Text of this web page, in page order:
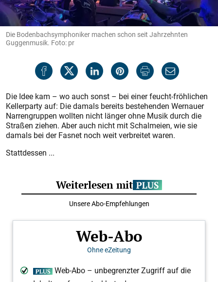
Die Bodenbachsymphoniker machen schon seit Jahrzehnten
Guggenmusik. Foto: pr
Die Idee kam – wo auch sonst – bei einer feucht-fröhlichen
Kellerparty auf: Die damals bereits bestehenden Wernauer
Narrengruppen wollten nicht länger ohne Musik durch die
Straßen ziehen. Aber auch nicht mit Schalmeien, wie sie
damals bei der Fasnet noch weit verbreitet waren.
Stattdessen ...